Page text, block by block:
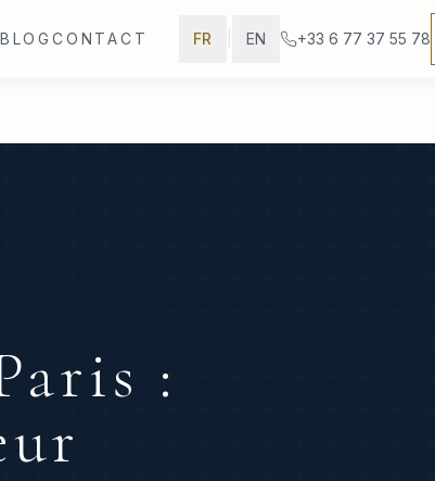
BLOG CONTACT FR EN +33 6 77 37 55 78
: